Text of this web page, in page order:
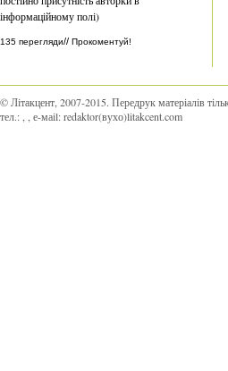
інформаційному полі)
135 перегляди// Прокоментуй!
© Літакцент, 2007-2015. Передрук матеріалів
тел.:
, е-маіl:redaktor(вухо)litakcent.com